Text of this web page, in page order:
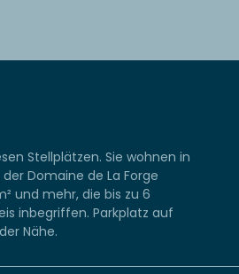
Stellplätzen. Sie wohnen in
Domaine de La Forge
und mehr, die bis zu 6
inbegriffen. Parkplatz auf
Nähe.